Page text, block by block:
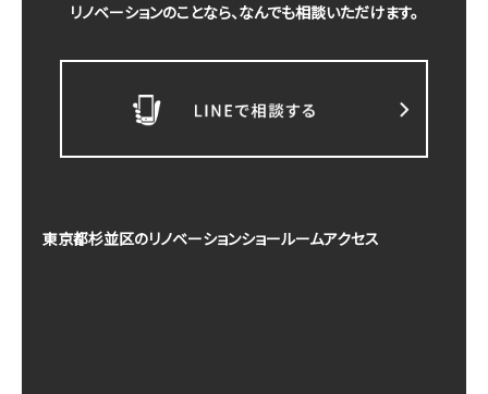
リノベーションのことなら、なんでも相談いただけます。
東京都杉並区のリノベーションショールームアクセス